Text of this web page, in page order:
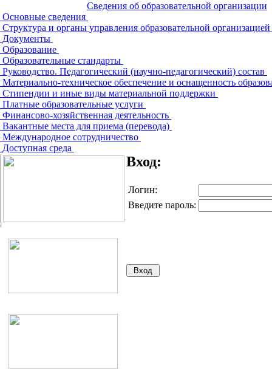
Сведения об образовательной организации
Основные сведения
Структура и органы управления образовательной организацией
Документы
Образование
Образовательные стандарты
Руководство. Педагогический (научно-педагогический) состав
Материально-техническое обеспечение и оснащенность
Стипендии и иные виды материальной поддержки
Платные образовательные услуги
Финансово-хозяйственная деятельность
Вакантные места для приема (перевода)
Международное сотрудничество
Доступная среда
Вход:
Логин:
Введите пароль: